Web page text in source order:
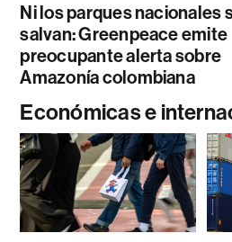
Ni los parques nacionales
salvan: Greenpeace emite
preocupante alerta sobre
Amazonía colombiana
Económicas e